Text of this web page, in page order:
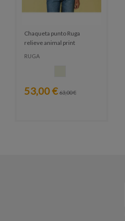
Chaqueta punto Ruga
relieve animal print
RUGA
53,00 € 63,00 €